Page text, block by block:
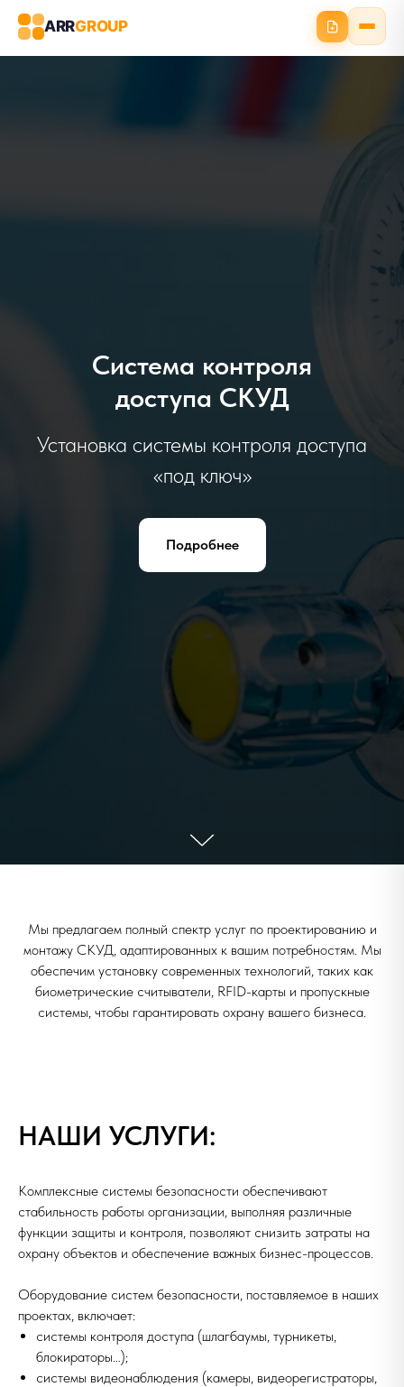
ARRGROUP
Система контроля
доступа СКУД
Установка системы контроля доступа
«под ключ»
Подробнее
Мы предлагаем полный спектр услуг по проектированию и
монтажу СКУД, адаптированных к вашим потребностям. Мы
обеспечим установку современных технологий, таких как
биометрические считыватели, RFID-карты и пропускные
системы, чтобы гарантировать охрану вашего бизнеса.
НАШИ УСЛУГИ:
Комплексные системы безопасности обеспечивают
стабильность работы организации, выполняя различные
функции защиты и контроля, позволяют снизить затраты на
охрану объектов и обеспечение важных бизнес-процессов.
Оборудование систем безопасности, поставляемое в наших
проектах, включает:
системы контроля доступа (шлагбаумы, турникеты,
блокираторы…);
системы видеонаблюдения (камеры, видеорегистраторы,